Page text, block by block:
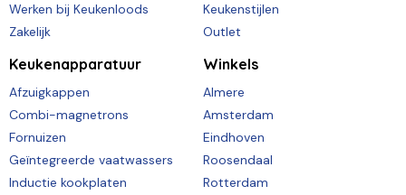
Werken bij Keukenloods
Zakelijk
Keukenstijlen
Outlet
Keukenapparatuur
Afzuigkappen
Combi-magnetrons
Fornuizen
Geïntegreerde vaatwassers
Inductie kookplaten
Winkels
Almere
Amsterdam
Eindhoven
Roosendaal
Rotterdam